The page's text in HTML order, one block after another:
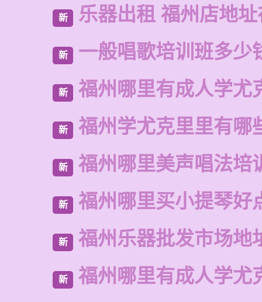
新 乐器出租 福州店地
新 一般唱歌培训班多少
新 福州哪里有成人学尤
新 福州学尤克里里有哪
新 福州哪里美声唱法培
新 福州哪里买小提琴好
新 福州乐器批发市场地
新 福州哪里有成人学尤